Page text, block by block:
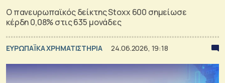
Ο πανευρωπαϊκός δείκτης Stoxx 600 σημείωσε
κέρδη 0,08% στις 635 μονάδες
ΕΥΡΩΠΑΪΚΑ ΧΡΗΜΑΤΙΣΤΗΡΙΑ 24.06.2026, 19:18